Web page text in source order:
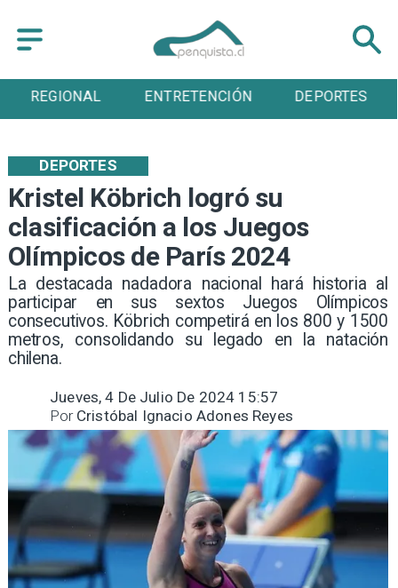
ENTRETENCIÓN DEPORTES CULTURA
Kristel Köbrich logró su
clasificación a los Juegos
Olímpicos de París 2024
​La destacada nadadora nacional hará historia al
participar en sus sextos Juegos Olímpicos
consecutivos. Köbrich competirá en los 800 y 1500
metros, consolidando su legado en la natación
chilena.
DEPORTES
Jueves, 4 De Julio De 2024 15:57
Cristóbal Ignacio Adones Reyes
Por